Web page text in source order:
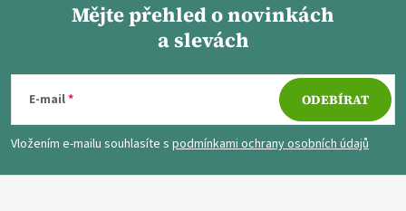
p
Mějte přehled o novinkách
a slevách
E-mail
Vložením e-mailu souhlasíte s podmínkami ochrany osobních údajů
ODEBÍRAT